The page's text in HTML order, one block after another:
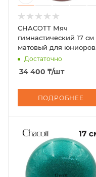
CHACOTT Мяч
гимнастический 17 см
матовый для юниоров
301503 0007-98
Достаточно
34 400 ₸/шт
ПОДРОБНЕЕ